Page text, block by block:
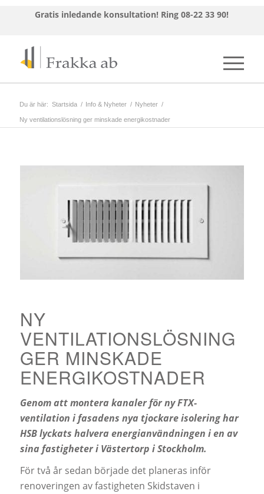
Gratis inledande konsultation! Ring 08-22 33 90!
Du är här: Startsida / Info & Nyheter / Nyheter /
Ny ventilationslösning ger minskade energikostnader
NY
VENTILATIONSLÖSNING
GER MINSKADE
ENERGIKOSTNADER
Genom att montera kanaler för ny FTX-
ventilation i fasadens nya tjockare isolering har
HSB lyckats halvera energianvändningen i en av
sina fastigheter i Västertorp i Stockholm.
För två år sedan började det planeras inför
renoveringen av fastigheten Skidstaven i